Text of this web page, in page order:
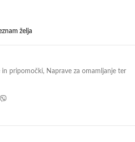
želja
in pripomočki, Naprave za omamljanje ter